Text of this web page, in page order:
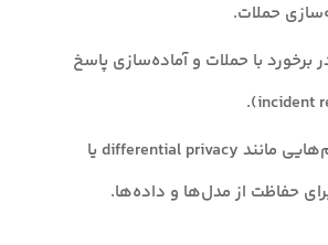
برخورد با حملات و آماده‌سازی پاسخ
بررسی مکانیسم‌هایی مانند differential privacy یا